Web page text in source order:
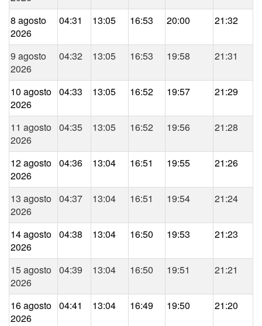
8 agosto
2026
04:31 13:05 16:53 20:00 21:32
9 agosto
2026
04:32 13:05 16:53 19:58 21:31
10 agosto
2026
04:33 13:05 16:52 19:57 21:29
11 agosto
2026
04:35 13:05 16:52 19:56 21:28
12 agosto
2026
04:36 13:04 16:51 19:55 21:26
13 agosto
2026
04:37 13:04 16:51 19:54 21:24
14 agosto
2026
04:38 13:04 16:50 19:53 21:23
15 agosto
2026
04:39 13:04 16:50 19:51 21:21
16 agosto
2026
04:41 13:04 16:49 19:50 21:20